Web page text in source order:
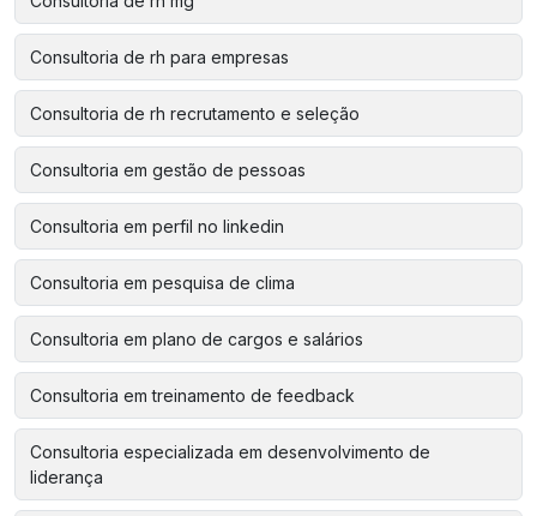
Consultoria de rh para empresas
Consultoria de rh recrutamento e seleção
Consultoria em gestão de pessoas
Consultoria em perfil no linkedin
Consultoria em pesquisa de clima
Consultoria em plano de cargos e salários
Consultoria em treinamento de feedback
Consultoria especializada em desenvolvimento de
liderança